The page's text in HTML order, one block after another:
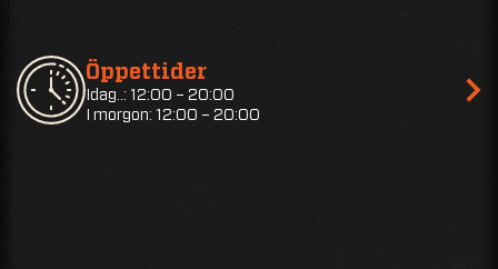
Öppettider
Idag..: 12:00 – 20:00
I morgon: 12:00 – 20:00